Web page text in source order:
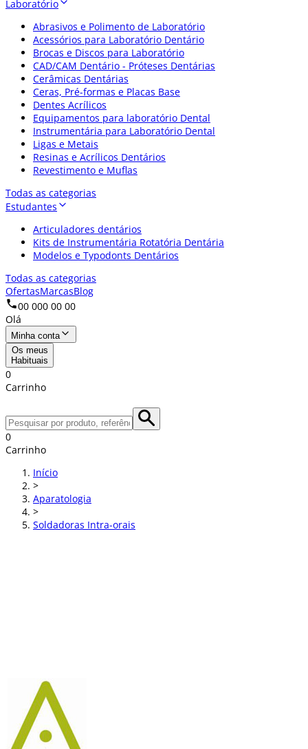
Laboratório
Abrasivos e Polimento de Laboratório
Acessórios para Laboratório Dentário
Brocas e Discos para Laboratório
CAD/CAM Dentário - Próteses Dentárias
Cerâmicas Dentárias
Ceras, Pré-formas e Placas Base
Dentes Acrílicos
Equipamentos para laboratório Dental
Instrumentária para Laboratório Dental
Ligas e Metais
Resinas e Acrílicos Dentários
Revestimento e Muflas
Todas as categorias
Estudantes
Articuladores dentários
Kits de Instrumentária Rotatória Dentária
Modelos e Typodonts Dentários
Todas as categorias
OfertasMarcasBlog
00 000 00 00
Olá
Minha conta
Os meus
Habituais
0
Carrinho
0
Carrinho
Início
>
Aparatologia
>
Soldadoras Intra-orais